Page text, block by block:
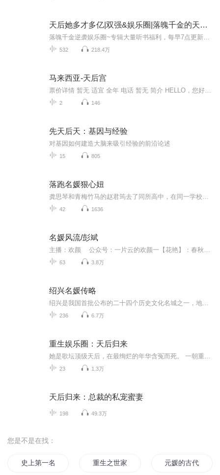
天后她多才多亿|双强&娱乐圈|落魄千金的天后进化论
532 218.4万
马来西亚-天后宫
2 146
先天后天：基因与经验
对基因如何建造大脑来吸引经验的前沿论述
15 805
落跑名媛狠心妞
42 1636
名媛风流/彭斌
63 3.8万
绍兴名媛传略
236 6.7万
重生娱乐圈：天后归来
23 1.3万
天后归来：总裁的私宠蜜妻
198 49.3万
您是不是在找：
史上第一名媛 重生之世家名媛 元媛的古代重生